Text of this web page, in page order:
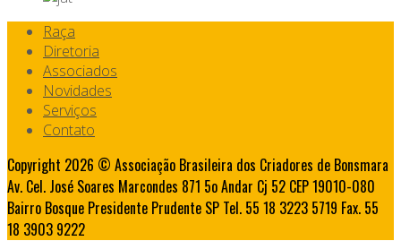
Raça
Diretoria
Associados
Novidades
Serviços
Contato
Copyright 2026 © Associação Brasileira dos Criadores de Bonsmara
Av. Cel. José Soares Marcondes 871 5o Andar Cj 52 CEP 19010-080
Bairro Bosque Presidente Prudente SP Tel. 55 18 3223 5719 Fax. 55
18 3903 9222